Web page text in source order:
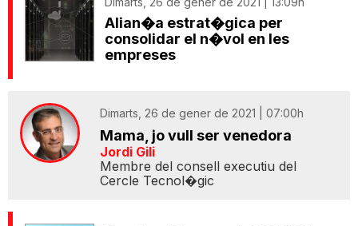
Alian�a estrat�gica per
consolidar el n�vol en les
empreses
Dimarts, 26 de gener de 2021 | 07:00h
Mama, jo vull ser venedora
Jordi Gili
Membre del consell executiu del
Cercle Tecnol�gic